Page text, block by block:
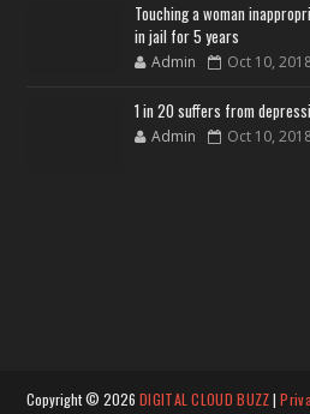
Touching a woman
in jail for 5 years
Admin Oct 10,
1 in 20 suffers from
Admin Oct 10,
Copyright © 2026 DIGITAL CLOUD BUZZ|